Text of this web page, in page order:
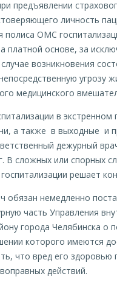
предъявлении
личность
полиса ОМС
платной основе, за
возникновения
угрозу
медицинского
в экстренном
а также в выходные и
дежурный
В сложных или спорных
решает
обязан немедленно
часть Управления
города Челябинска о
которого имеются
что вред его здоровью
действий.